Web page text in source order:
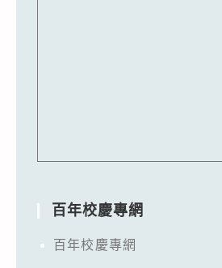
百年校慶專網
百年校慶專網